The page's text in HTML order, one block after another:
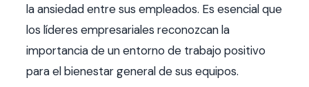
la ansiedad entre sus empleados. Es esencial que
los líderes empresariales reconozcan la
importancia de un entorno de trabajo positivo
para el bienestar general de sus equipos.